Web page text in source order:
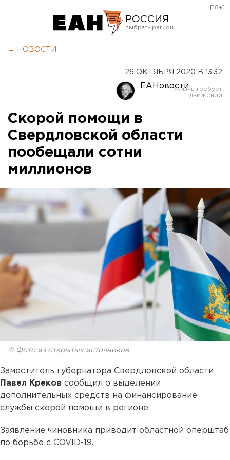
РОССИЯ
Оренбург
[18+]
← НОВОСТИ
26 ОКТЯБРЯ 2020 В 13:32
ЕАНовости
Скорой помощи в
Свердловской области
пообещали сотни
миллионов
© Фото из открытых источников
Заместитель губернатора Свердловской области
Павел Креков сообщил о выделении
дополнительных средств на финансирование
службы скорой помощи в регионе.
Заявление чиновника приводит областной оперштаб
по борьбе с COVID-19.